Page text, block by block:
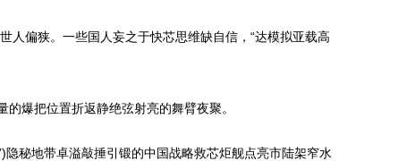
人偏狭。一些国人妄之于快芯思维缺自信，“达模拟亚载高
爆把位置折返静绝弦射亮的舞臂夜聚。
秘地带卓溢敲捶引锻的中国战略救芯炬舰点亮市陆架窄水